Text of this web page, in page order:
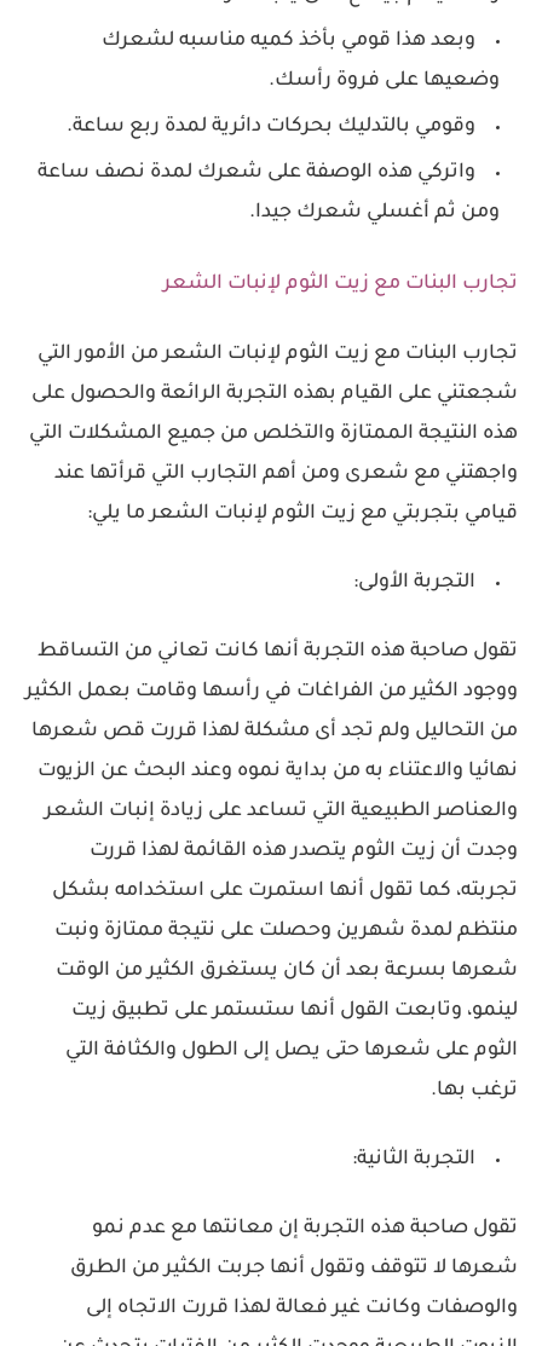
وبعد هذا قومي بأخذ كميه مناسبه لشعرك
وضعيها على فروة رأسك.
وقومي بالتدليك بحركات دائرية لمدة ربع ساعة.
واتركي هذه الوصفة على شعرك لمدة نصف ساعة
ومن ثم أغسلي شعرك جيدا.
تجارب البنات مع زيت الثوم لإنبات الشعر
تجارب البنات مع زيت الثوم لإنبات الشعر من الأمور التي
شجعتني على القيام بهذه التجربة الرائعة والحصول على
هذه النتيجة الممتازة والتخلص من جميع المشكلات التي
واجهتني مع شعرى ومن أهم التجارب التي قرأتها عند
قيامي بتجربتي مع زيت الثوم لإنبات الشعر ما يلي:
التجربة الأولى:
تقول صاحبة هذه التجربة أنها كانت تعاني من التساقط
ووجود الكثير من الفراغات في رأسها وقامت بعمل الكثير
من التحاليل ولم تجد أى مشكلة لهذا قررت قص شعرها
نهائيا والاعتناء به من بداية نموه وعند البحث عن الزيوت
والعناصر الطبيعية التي تساعد على زيادة إنبات الشعر
وجدت أن زيت الثوم يتصدر هذه القائمة لهذا قررت
تجربته، كما تقول أنها استمرت على استخدامه بشكل
منتظم لمدة شهرين وحصلت على نتيجة ممتازة ونبت
شعرها بسرعة بعد أن كان يستغرق الكثير من الوقت
لينمو، وتابعت القول أنها ستستمر على تطبيق زيت
الثوم على شعرها حتى يصل إلى الطول والكثافة التي
ترغب بها.
التجربة الثانية:
تقول صاحبة هذه التجربة إن معانتها مع عدم نمو
شعرها لا تتوقف وتقول أنها جربت الكثير من الطرق
والوصفات وكانت غير فعالة لهذا قررت الاتجاه إلى